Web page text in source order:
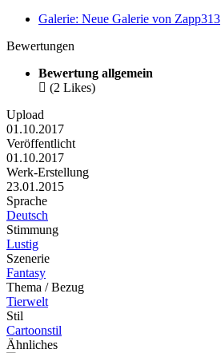
Galerie: Neue Galerie von Zapp313
Bewertungen
Bewertung allgemein
 (2 Likes)
Upload
01.10.2017
Veröffentlicht
01.10.2017
Werk-Erstellung
23.01.2015
Sprache
Deutsch
Stimmung
Lustig
Szenerie
Fantasy
Thema / Bezug
Tierwelt
Stil
Cartoonstil
Ähnliches